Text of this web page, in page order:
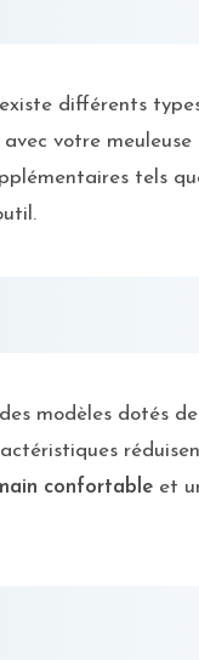
différents
avec votre
tels
modèles dotés
confortable et